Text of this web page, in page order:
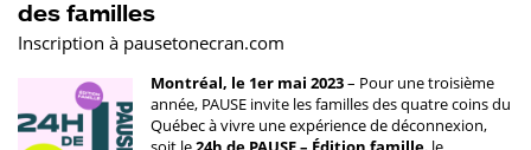
des familles
Inscription à pausetonecran.com
Montréal, le 1er mai 2023– Pour une troisième
année, PAUSE invite les familles des quatre coins du
Québec à vivre une expérience de déconnexion,